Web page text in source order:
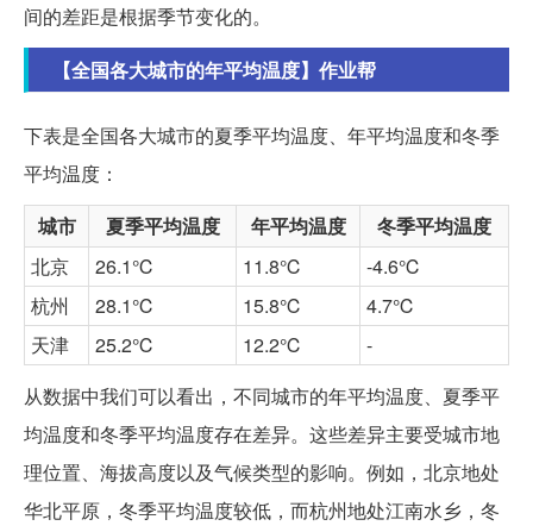
间的差距是根据季节变化的。
【全国各大城市的年平均温度】作业帮
下表是全国各大城市的夏季平均温度、年平均温度和冬季
平均温度：
城市
夏季平均温度 年平均温度
冬季平均温度
北京
26.1℃ 11.8℃
-4.6℃
杭州
28.1℃ 15.8℃
4.7℃
天津
25.2℃ 12.2℃
-
从数据中我们可以看出，不同城市的年平均温度、夏季平
均温度和冬季平均温度存在差异。这些差异主要受城市地
理位置、海拔高度以及气候类型的影响。例如，北京地处
华北平原，冬季平均温度较低，而杭州地处江南水乡，冬